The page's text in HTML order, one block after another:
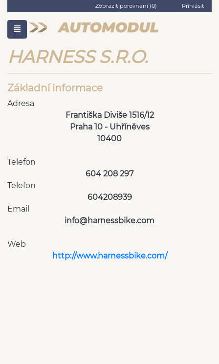
Zobrazit porovnání (0) Přihlásit
HARNESS S.R.O.
Základní informace
Adresa
Františka Diviše 1516/12
Praha 10 - Uhříněves
10400
Telefon
604 208 297
Telefon
604208939
Email
info@harnessbike.com
Web
http://www.harnessbike.com/